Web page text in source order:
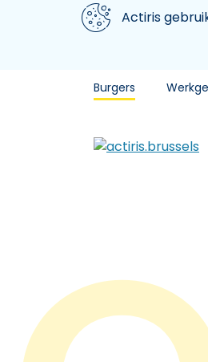
Aller au contenu principal
We gebruiken cookies
Actiris
Burgers